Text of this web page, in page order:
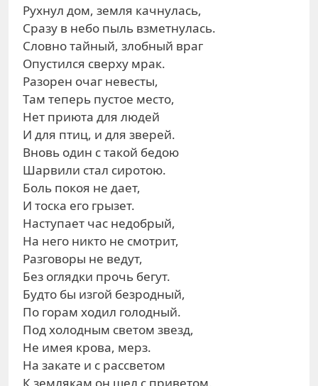
Рухнул дом, земля качнулась,
Сразу в небо пыль взметнулась.
Словно тайный, злобный враг
Опустился сверху мрак.
Разорен очаг невесты,
Там теперь пустое место,
Нет приюта для людей
И для птиц, и для зверей.
Вновь один с такой бедою
Шарвили стал сиротою.
Боль покоя не дает,
И тоска его грызет.
Наступает час недобрый,
На него никто не смотрит,
Разговоры не ведут,
Без оглядки прочь бегут.
Будто бы изгой безродный,
По горам ходил голодный.
Под холодным светом звезд,
Не имея крова, мерз.
На закате и с рассветом